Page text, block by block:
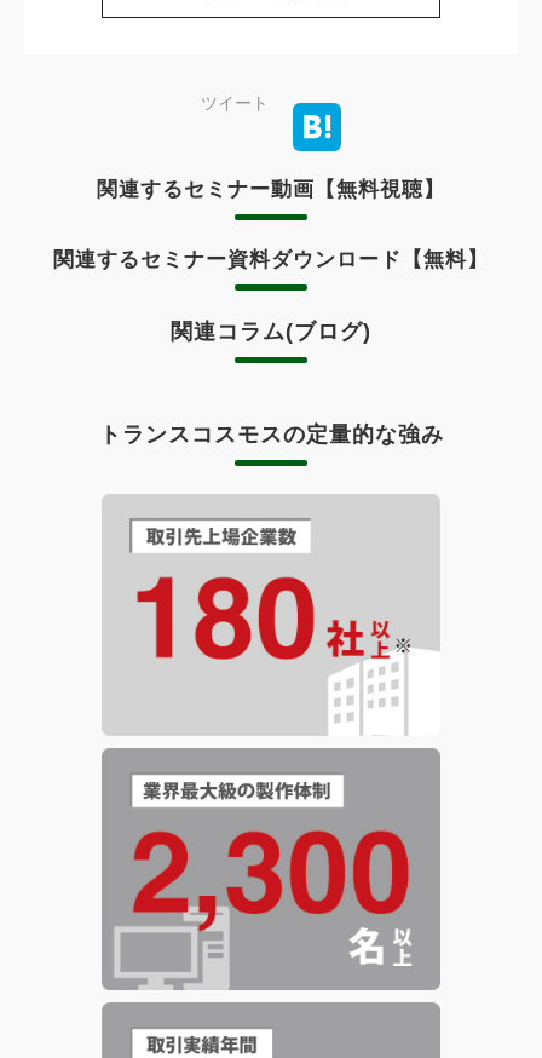
ツイート
関連するセミナー動画【無料視聴】
関連するセミナー資料ダウンロード【無料】
関連コラム(ブログ)
トランスコスモスの定量的な強み